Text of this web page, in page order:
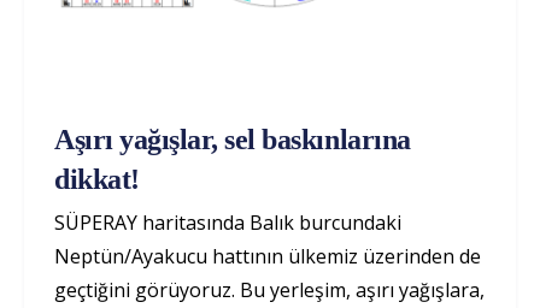
Aşırı yağışlar, sel baskınlarına
dikkat!
SÜPERAY haritasında Balık burcundaki
Neptün/Ayakucu hattının ülkemiz üzerinden de
geçtiğini görüyoruz. Bu yerleşim, aşırı yağışlara,